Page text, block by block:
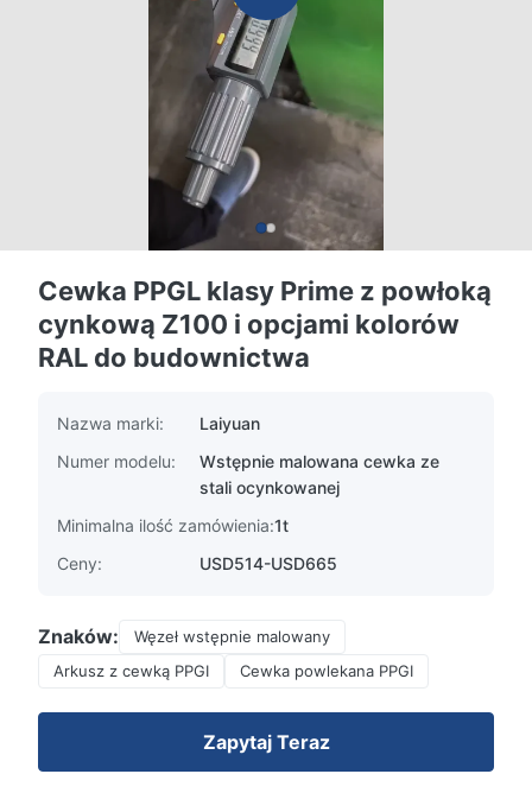
Cewka PPGL klasy Prime z powłoką
cynkową Z100 i opcjami kolorów
RAL do budownictwa
Nazwa marki:
Laiyuan
Numer modelu:
Wstępnie malowana cewka ze
stali ocynkowanej
Minimalna ilość zamówienia:1t
Ceny:
USD514-USD665
Znaków:
Węzeł wstępnie malowany
Arkusz z cewką PPGI
Cewka powlekana PPGI
Zapytaj Teraz